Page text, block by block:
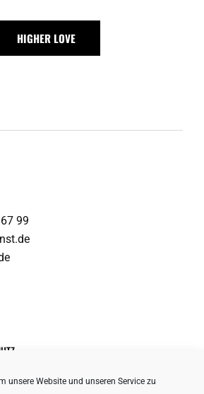
unsere Website und unseren Service zu
HIGHER LOVE
99